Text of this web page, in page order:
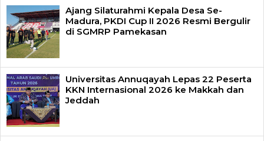
Ajang Silaturahmi Kepala Desa Se-
Madura, PKDI Cup II 2026 Resmi Bergulir
di SGMRP Pamekasan
Universitas Annuqayah Lepas 22 Peserta
KKN Internasional 2026 ke Makkah dan
Jeddah